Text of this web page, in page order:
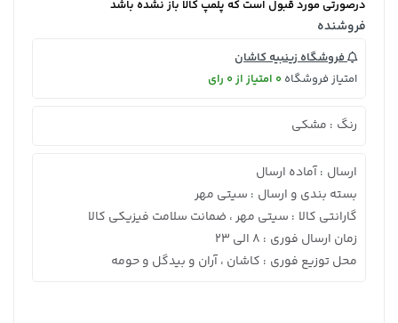
درصورتی مورد قبول است که پلمپ کالا باز نشده باشد
فروشنده
فروشگاه زینبیه کاشان
امتیاز فروشگاه 0 امتیاز از 0 رای
رنگ : مشکی
ارسال : آماده ارسال
بسته بندی و ارسال : سیتی مهر
گارانتی کالا : سیتی مهر ، ضمانت سلامت فیزیکی کالا
زمان ارسال فوری : 8 الی 23
محل توزیع فوری : کاشان ، آران و بیدگل و حومه